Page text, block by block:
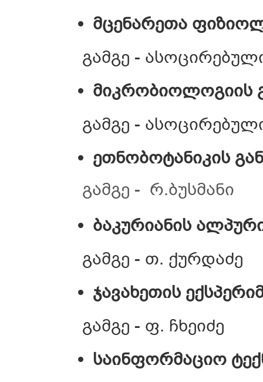
მცენარეთა
გამგე -
მიკრობიოლოგიის
გამგე -
ეთნობოტანიკის
გამგე - რ.ბუსმანი
ბაკურიანის
გამგე - თ. ქურდაძე
ჯავახეთის
გამგე - ფ. ჩხეიძე
საინფორმაციო